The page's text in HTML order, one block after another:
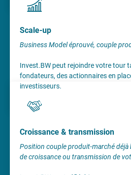
Scale-up
Business Model éprouvé, couple
Invest.BW peut rejoindre votre tour
fondateurs, des actionnaires en
investisseurs.
Croissance & transmission
Position couple produit-marché déjà
de croissance ou transmission de